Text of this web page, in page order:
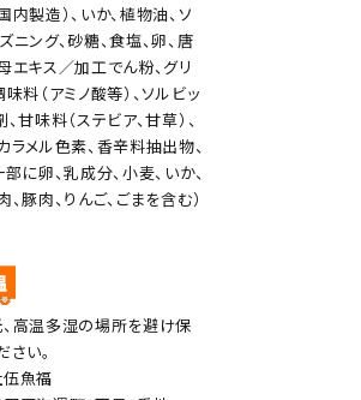
内製造）、いか、植物油、ソ
ニング、砂糖、食塩、卵、唐
エキス／加工でん粉、グリ
味料（アミノ酸等）、ソルビッ
、甘味料（ステビア、甘草）、
ラメル色素、香辛料抽出物、
部に卵、乳成分、小麦、いか、
、豚肉、りんご、ごまを含む）
高温多湿の場所を避け保
さい。
魚福